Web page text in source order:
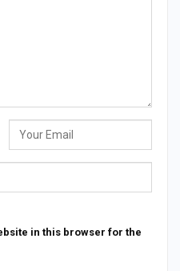
in this browser for the